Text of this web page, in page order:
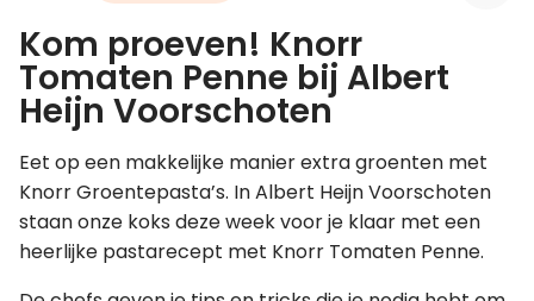
Leer koken als een chef
Kom proeven! Knorr
Tomaten Penne bij Albert
Heijn Voorschoten
Eet op een makkelijke manier extra groenten met
Knorr Groentepasta’s. In Albert Heijn Voorschoten
staan onze koks deze week voor je klaar met een
heerlijke pastarecept met Knorr Tomaten Penne.